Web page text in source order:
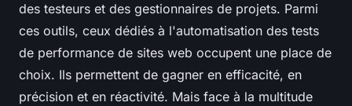
des testeurs et des gestionnaires de projets. Parmi
ces outils, ceux dédiés à l'automatisation des tests
de performance de sites web occupent une place de
choix. Ils permettent de gagner en efficacité, en
précision et en réactivité. Mais face à la multitude